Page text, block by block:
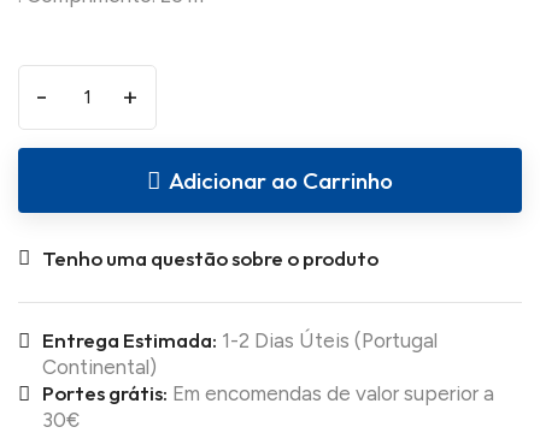
- +
Adicionar ao Carrinho
Tenho uma questão sobre o produto
Entrega Estimada: 1-2 Dias Úteis (Portugal
Continental)
Portes grátis: Em encomendas de valor superior a
30€